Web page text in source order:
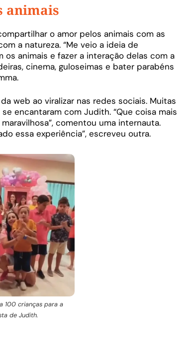
animais
o amor pelos animais com as
a natureza. “Me veio a ideia de
animais e fazer a interação delas com a
cinema, guloseimas e bater parabéns
web ao viralizar nas redes sociais. Muitas
encantaram com Judith. “Que coisa mais
comentou uma internauta.
essa experiência”, escreveu outra.
100 crianças para a
de Judith.